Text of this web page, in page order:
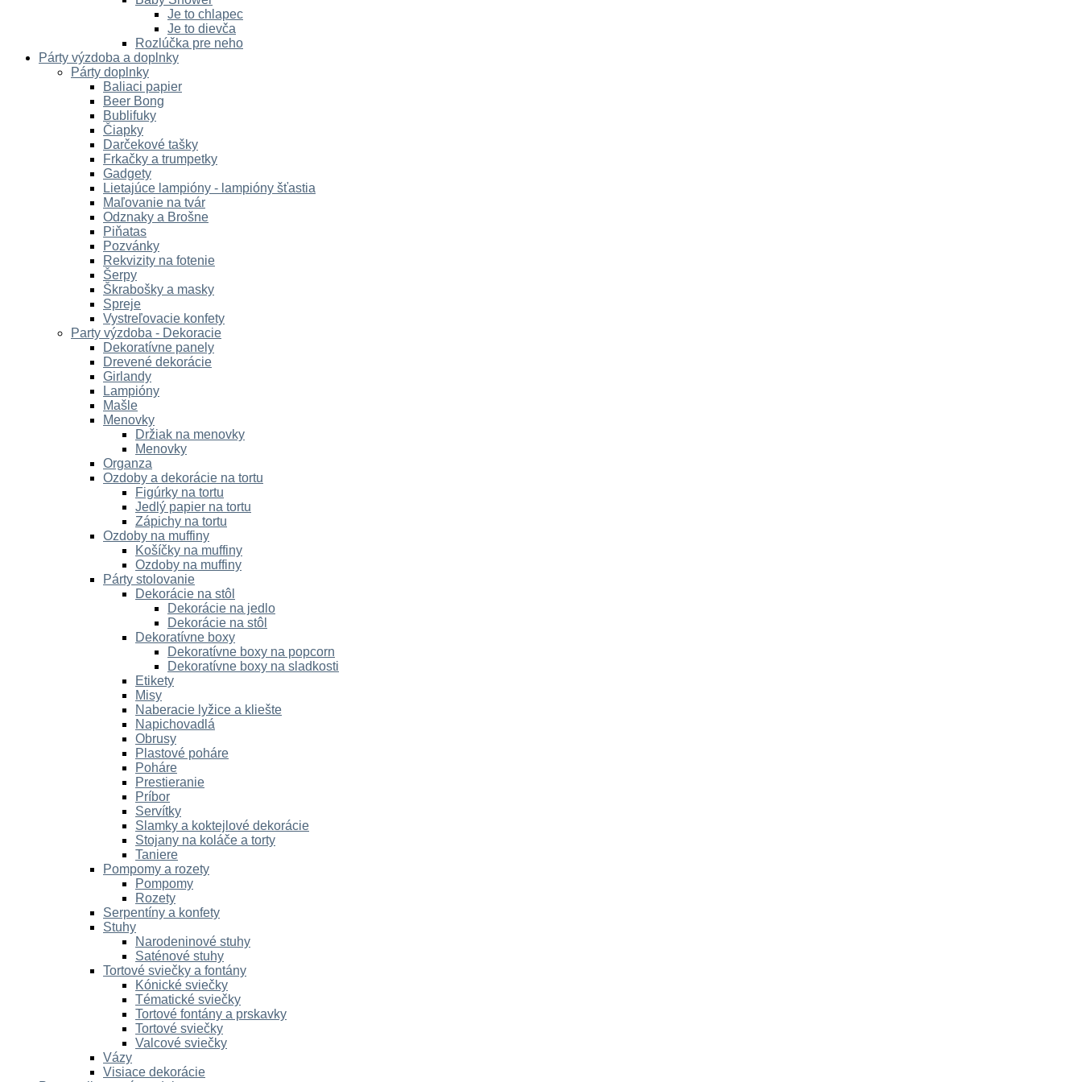
Je to chlapec
Je to dievča
Rozlúčka pre neho
Párty výzdoba a doplnky
Párty doplnky
Baliaci papier
Beer Bong
Bublifuky
Čiapky
Darčekové tašky
Frkačky a trumpetky
Gadgety
Lietajúce lampióny - lampióny šťastia
Maľovanie na tvár
Odznaky a Brošne
Piňatas
Pozvánky
Rekvizity na fotenie
Šerpy
Škrabošky a masky
Spreje
Vystreľovacie konfety
Party výzdoba - Dekoracie
Dekoratívne panely
Drevené dekorácie
Girlandy
Lampióny
Mašle
Menovky
Držiak na menovky
Menovky
Organza
Ozdoby a dekorácie na tortu
Figúrky na tortu
Jedlý papier na tortu
Zápichy na tortu
Ozdoby na muffiny
Košíčky na muffiny
Ozdoby na muffiny
Párty stolovanie
Dekorácie na stôl
Dekorácie na jedlo
Dekorácie na stôl
Dekoratívne boxy
Dekoratívne boxy na popcorn
Dekoratívne boxy na sladkosti
Etikety
Misy
Naberacie lyžice a kliešte
Napichovadlá
Obrusy
Plastové poháre
Poháre
Prestieranie
Príbor
Servítky
Slamky a koktejlové dekorácie
Stojany na koláče a torty
Taniere
Pompomy a rozety
Pompomy
Rozety
Serpentíny a konfety
Stuhy
Narodeninové stuhy
Saténové stuhy
Tortové sviečky a fontány
Kónické sviečky
Tématické sviečky
Tortové fontány a prskavky
Tortové sviečky
Valcové sviečky
Vázy
Visiace dekorácie